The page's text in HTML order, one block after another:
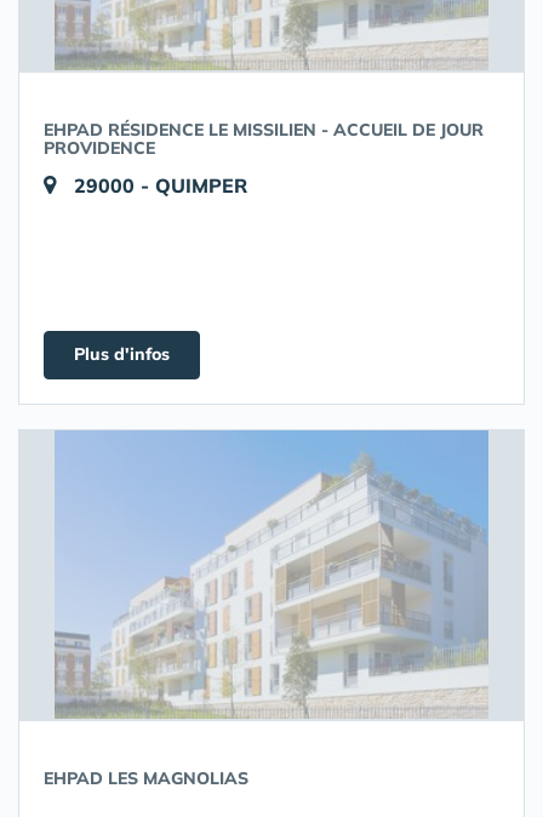
EHPAD RÉSIDENCE LE MISSILIEN - ACCUEIL DE JOUR
PROVIDENCE
29000 - QUIMPER
Plus d'infos
EHPAD LES MAGNOLIAS